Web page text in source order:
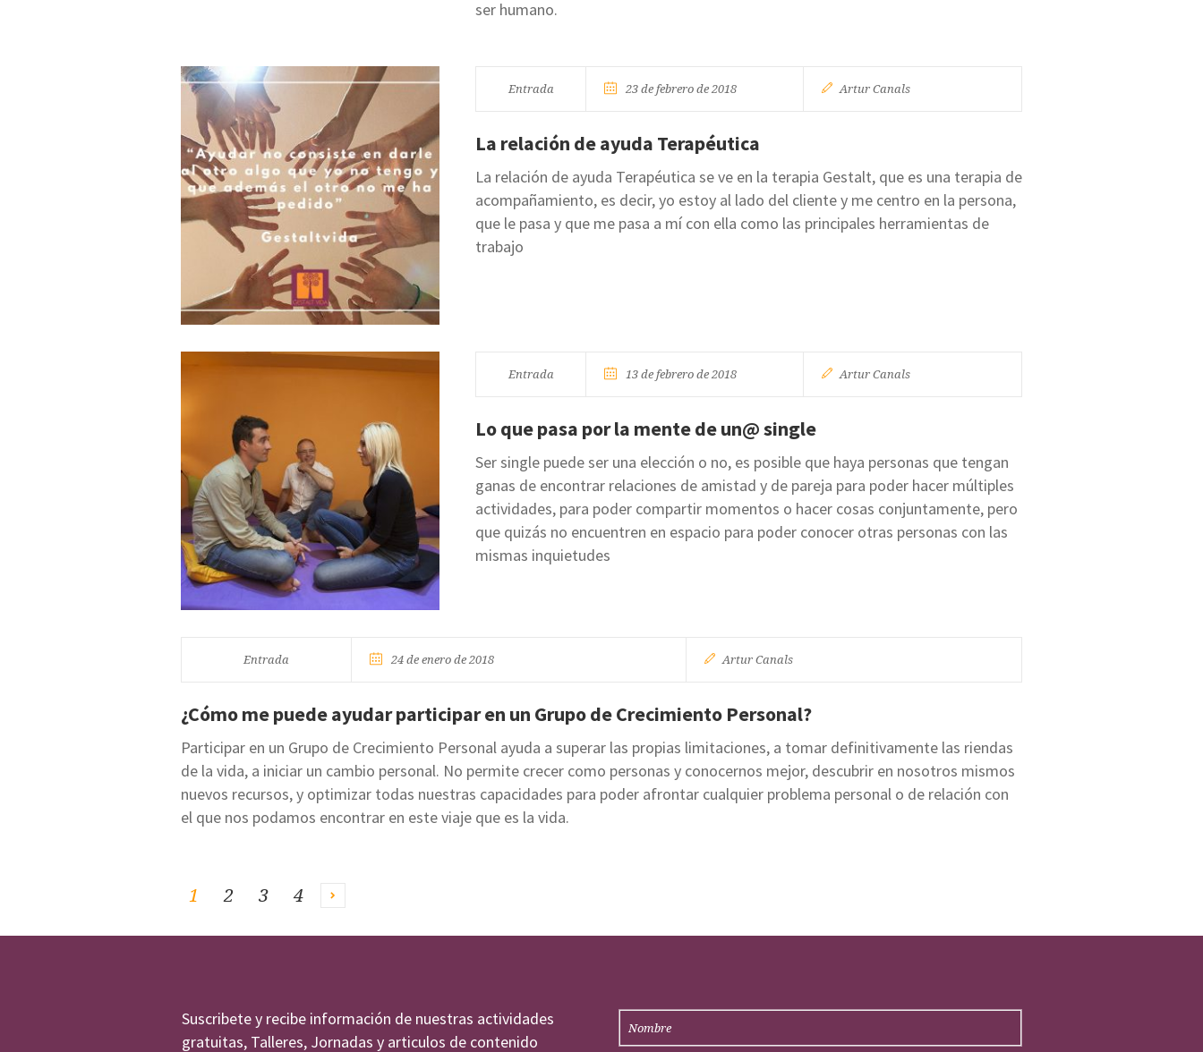
ser humano.
Entrada 23 de febrero de 2018 Artur Canals
La relación de ayuda Terapéutica
La relación de ayuda Terapéutica se ve en la terapia Gestalt, que es una terapia de
acompañamiento, es decir, yo estoy al lado del cliente y me centro en la persona,
que le pasa y que me pasa a mí con ella como las principales herramientas de
trabajo
Entrada 13 de febrero de 2018 Artur Canals
Lo que pasa por la mente de un@ single
Ser single puede ser una elección o no, es posible que haya personas que tengan
ganas de encontrar relaciones de amistad y de pareja para poder hacer múltiples
actividades, para poder compartir momentos o hacer cosas conjuntamente, pero
que quizás no encuentren en espacio para poder conocer otras personas con las
mismas inquietudes
Entrada 24 de enero de 2018 Artur Canals
¿Cómo me puede ayudar participar en un Grupo de Crecimiento Personal?
Participar en un Grupo de Crecimiento Personal ayuda a superar las propias limitaciones, a tomar definitivamente las riendas
de la vida, a iniciar un cambio personal. No permite crecer como personas y conocernos mejor, descubrir en nosotros mismos
nuevos recursos, y optimizar todas nuestras capacidades para poder afrontar cualquier problema personal o de relación con
el que nos podamos encontrar en este viaje que es la vida.
1 2 3 4
Suscribete y recibe información de nuestras actividades
gratuitas, Talleres, Jornadas y articulos de contenido